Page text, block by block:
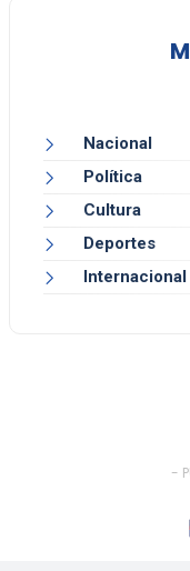
Nacional
Política
Cultura
Deportes
Internacional
-